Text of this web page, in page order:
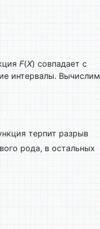
F(X) совпадает с
интервалы. Вычислим
терпит разрыв
рода, в остальных